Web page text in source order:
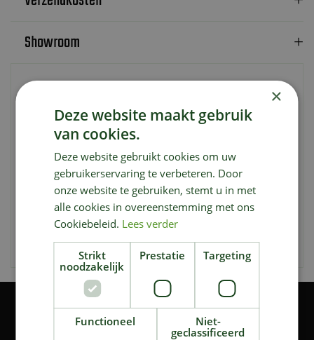
Showroom
De losse snit en de kwaliteit van de uitvoering zorgen
voor het beste draagcomfort in alle toepassingsgebieden
Verkrijgbaar in 3 maten
Met de contrastrijke, rode print heb je altijd de originele
“Born in Chicago 1952” bij je.
Maat L/XL
KIJK OOK EENS NAAR:
×
Deze website maakt gebruik
van cookies.
Deze website gebruikt cookies om uw
gebruikerservaring te verbeteren. Door
onze website te gebruiken, stemt u in met
alle cookies in overeenstemming met ons
Cookiebeleid. Lees verder
Strikt
noodzakelijk
Prestatie Targeting
Functioneel
Niet-
geclassificeerd